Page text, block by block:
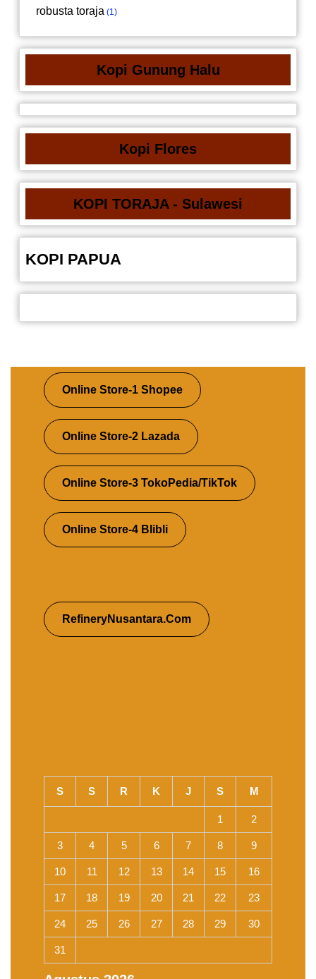
robusta toraja 1
Kopi Gunung Halu
Kopi Flores
KOPI TORAJA - Sulawesi
KOPI PAPUA
Online Store-1 Shopee
Online Store-2 Lazada
Online Store-3 TokoPedia/TikTok
Online Store-4 Blibli
RefineryNusantara.Com
S S R K J S M
1 2
3 4 5 6 7 8 9
10 11 12 13 14 15 16
17 18 19 20 21 22 23
24 25 26 27 28 29 30
31